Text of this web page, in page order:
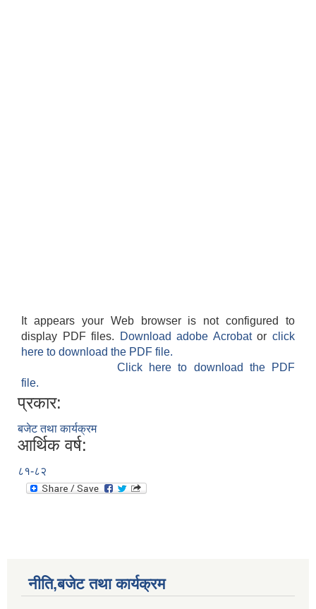
It appears your Web browser is not configured to
display PDF files.
Download adobe Acrobatorclick
here to download the PDF file.
Click here to download the PDF
file.
प्रकार:
बजेट तथा कार्यक्रम
आर्थिक वर्ष:
८१-८२
नीति,बजेट तथा कार्यक्रम